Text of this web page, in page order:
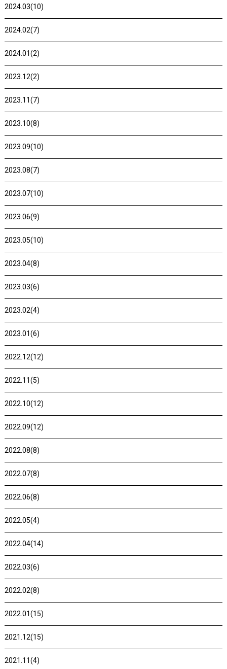
2024.03(10)
2024.02(7)
2024.01(2)
2023.12(2)
2023.11(7)
2023.10(8)
2023.09(10)
2023.08(7)
2023.07(10)
2023.06(9)
2023.05(10)
2023.04(8)
2023.03(6)
2023.02(4)
2023.01(6)
2022.12(12)
2022.11(5)
2022.10(12)
2022.09(12)
2022.08(8)
2022.07(8)
2022.06(8)
2022.05(4)
2022.04(14)
2022.03(6)
2022.02(8)
2022.01(15)
2021.12(15)
2021.11(4)